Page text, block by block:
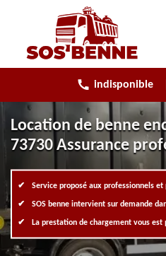
indisponible
Location de benne
73730 Assurance
Service proposé aux professionnels
SOS benne intervient sur demande
La prestation de chargement vous est